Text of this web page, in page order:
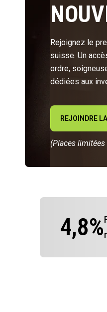
Rejoignez le
suisse. Un
ordre,
dédiées aux
REJOINDRE
(Places
4,8%